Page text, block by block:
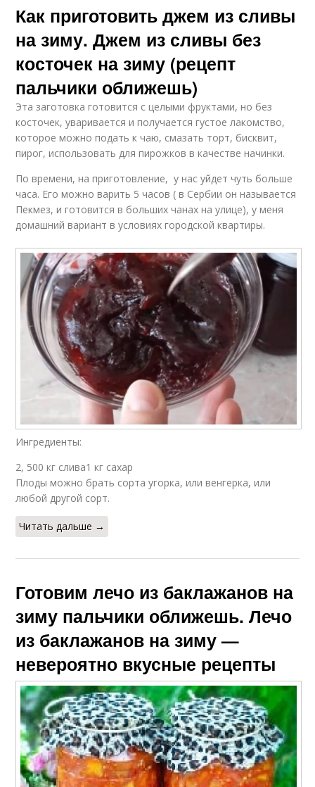
Как приготовить джем из сливы
на зиму. Джем из сливы без
косточек на зиму (рецепт
пальчики оближешь)
Эта заготовка готовится с целыми фруктами, но без
косточек, уваривается и получается густое лакомство,
которое можно подать к чаю, смазать торт, бисквит,
пирог, использовать для пирожков в качестве начинки.
По времени, на приготовление, у нас уйдет чуть больше
часа. Его можно варить 5 часов ( в Сербии он называется
Пекмез, и готовится в больших чанах на улице), у меня
домашний вариант в условиях городской квартиры.
Ингредиенты:
2, 500 кг слива1 кг сахар
Плоды можно брать сорта угорка, или венгерка, или
любой другой сорт.
Читать дальше →
Готовим лечо из баклажанов на
зиму пальчики оближешь. Лечо
из баклажанов на зиму —
невероятно вкусные рецепты